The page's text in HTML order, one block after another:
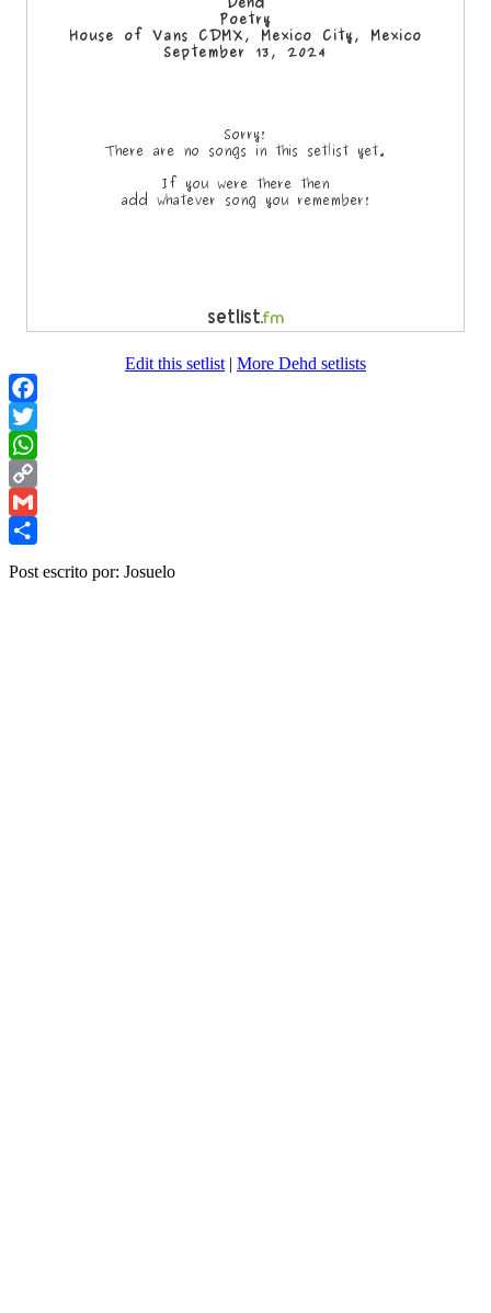
Edit this setlist | More Dehd setlists
Facebook
Twitter
WhatsApp
Copy
Link
Gmail
Post escrito por: Josuelo